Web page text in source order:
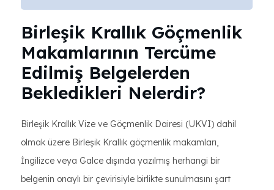
Birleşik Krallık Göçmenlik
Makamlarının Tercüme
Edilmiş Belgelerden
Bekledikleri Nelerdir?
Birleşik Krallık Vize ve Göçmenlik Dairesi (UKVI) dahil
olmak üzere Birleşik Krallık göçmenlik makamları,
İngilizce veya Galce dışında yazılmış herhangi bir
belgenin onaylı bir çevirisiyle birlikte sunulmasını şart